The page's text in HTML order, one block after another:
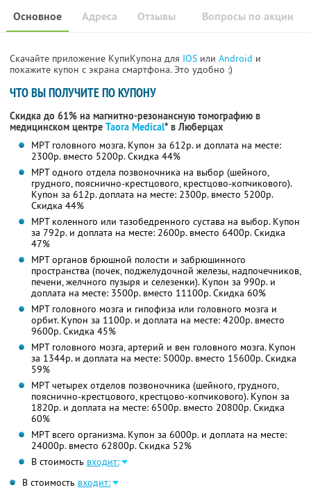
Основное Отзывы Вопросы по акции
Адреса
Скачайте приложение КупиКупона для IOS или Android и
покажите купон с экрана смартфона. Это удобно :)
ЧТО ВЫ ПОЛУЧИТЕ ПО КУПОНУ
Скидка до 61% на магнитно-резонансную томографию в
медицинском центре Taora Medical* в Люберцах
МРТ головного мозга. Купон за 612р. и доплата на месте:
2300р. вместо 5200р. Скидка 44%
МРТ одного отдела позвоночника на выбор (шейного,
грудного, пояснично-крестцового, крестцово-копчикового).
Купон за 612р. доплата на месте: 2300р. вместо 5200р.
Скидка 44%
МРТ коленного или тазобедренного сустава на выбор. Купон
за 792р. и доплата на месте: 2600р. вместо 6400р. Скидка
47%
МРТ органов брюшной полости и забрюшинного
пространства (почек, поджелудочной железы, надпочечников,
печени, желчного пузыря и селезенки). Купон за 990р. и
доплата на месте: 3500р. вместо 11100р. Скидка 60%
МРТ головного мозга и гипофиза или головного мозга и
орбит. Купон за 1100р. и доплата на месте: 4200р. вместо
9600р. Скидка 45%
МРТ головного мозга, артерий и вен головного мозга. Купон
за 1344р. и доплата на месте: 5000р. вместо 15600р. Скидка
59%
МРТ четырех отделов позвоночника (шейного, грудного,
пояснично-крестцового, крестцово-копчикового). Купон за
1820р. и доплата на месте: 6500р. вместо 20800р. Скидка
60%
МРТ всего организма. Купон за 6000р. и доплата на месте:
24000р. вместо 62800р. Скидка 52%
В стоимость входит:
В стоимость входит: